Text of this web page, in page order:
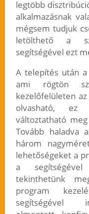
legtöbb
alkalmazásnak
mégsem tudjuk
letölthető a
segítségével ezt
A telepítés után
ami rögtön
kezelőfelületen
olvasható, ez
változtatható
Tovább haladva
három
lehetőségeket a
a
tekinthetünk
program
segítségével